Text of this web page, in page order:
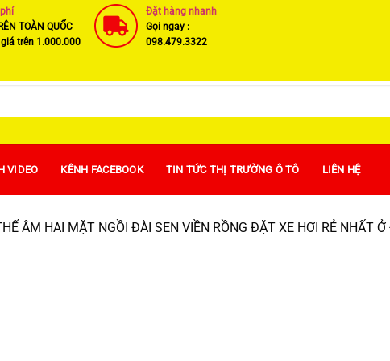
TOÀN QUỐC
trên 1.000.000
Đặt hàng nhanh
Gọi ngay :
098.479.3322
VIDEO KÊNH FACEBOOK TIN TỨC THỊ TRƯỜNG Ô TÔ LIÊN HỆ
ÂM HAI MẶT NGỒI ĐÀI SEN VIỀN RỒNG ĐẶT XE HƠI RẺ NHẤT Ở